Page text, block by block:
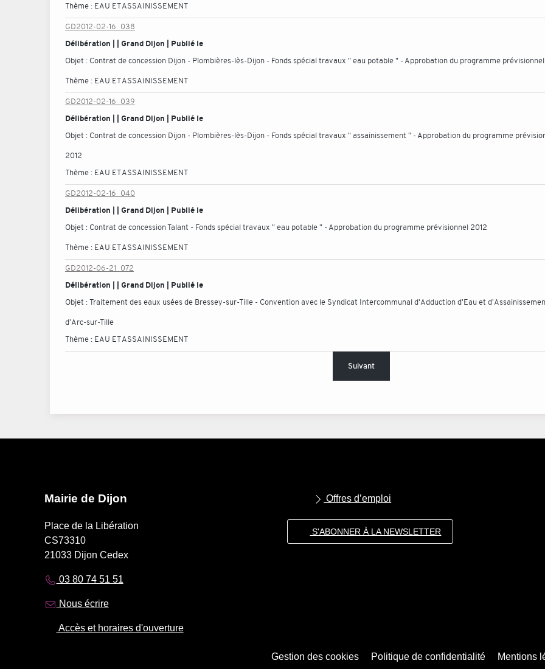
Thème : EAU ET ASSAINISSEMENT
GD2012-02-16_038
Délibération | | Grand Dijon | Publié le
Objet : Contrat de concession Dijon - Plombières-lès-Dijon - Fonds spécial travaux " eau potable " - Approbation du programme
Thème : EAU ET ASSAINISSEMENT
GD2012-02-16_039
Délibération | | Grand Dijon | Publié le
Objet : Contrat de concession Dijon - Plombières-lès-Dijon - Fonds spécial travaux " assainissement " - Approbation du programme
2012
Thème : EAU ET ASSAINISSEMENT
GD2012-02-16_040
Délibération | | Grand Dijon | Publié le
Objet : Contrat de concession Talant - Fonds spécial travaux " eau potable " - Approbation du programme prévisionnel 2012
Thème : EAU ET ASSAINISSEMENT
GD2012-06-21_072
Délibération | | Grand Dijon | Publié le
Objet :Traitement des eaux usées de Bressey-sur-Tille - Convention avec le Syndicat Intercommunal d'Adduction d'Eau et
d'Arc-sur-Tille
Thème : EAU ET ASSAINISSEMENT
Suivant
Mairie de Dijon
Place de la Libération
CS73310
21033 Dijon Cedex
03 80 74 51 51
Nous écrire
Accès et horaires d'ouverture
Offres d’emploi
S'ABONNER À LA NEWSLETTER
Gestion des cookies Politique de confidentialité Mentions